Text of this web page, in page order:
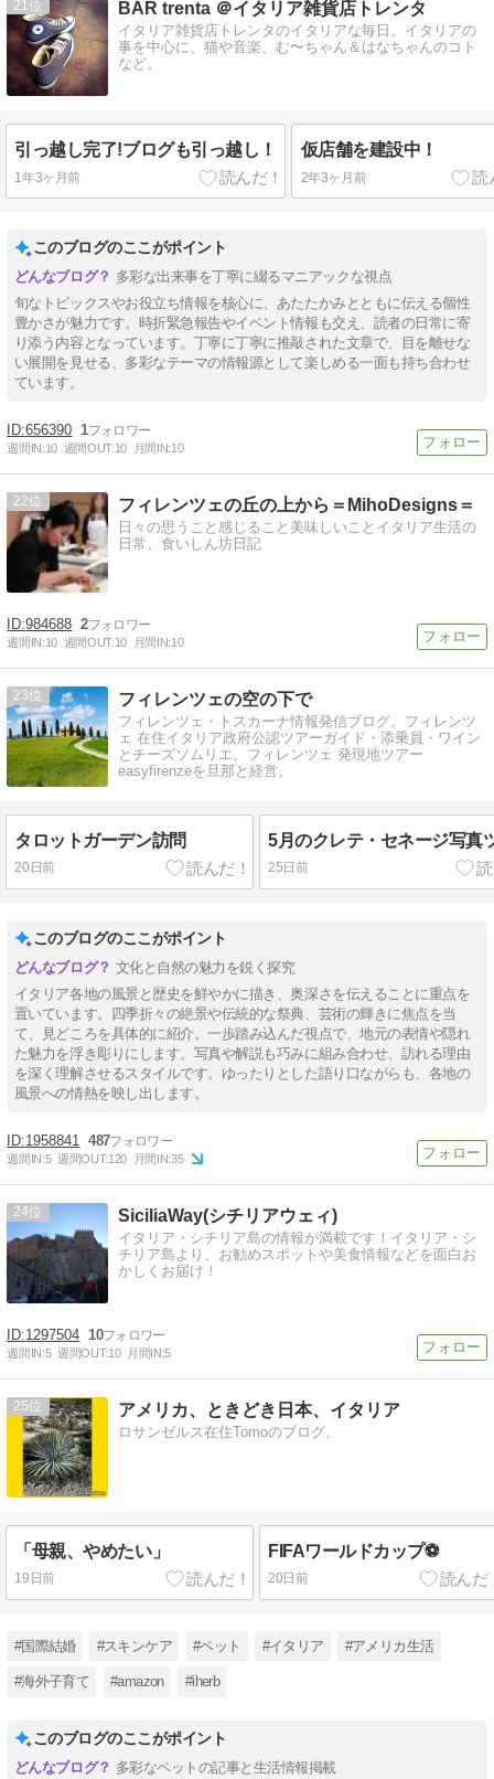
21 BAR trenta ＠イタリア雑貨店トレンタ
イタリア雑貨店トレンタのイタリアな毎日。イタリアの
事を中心に、猫や音楽、む〜ちゃん＆はなちゃんのコト
など。
引っ越し完了!ブログも引っ越し！
1年3ヶ月前
仮店舗を建設中！
2年3ヶ月前
このブログのここがポイント
多彩な出来事を丁寧に綴るマニアックな視点
旬なトピックスやお役立ち情報を核心に、あたたかみとともに伝える個性
豊かさが魅力です。時折緊急報告やイベント情報も交え、読者の日常に寄
り添う内容となっています。丁寧に丁寧に推敲された文章で、目を離せな
い展開を見せる、多彩なテーマの情報源として楽しめる一面も持ち合わせ
ています。
656390 1
週間IN:10 週間OUT:10 月間IN:10
22 フィレンツェの丘の上から＝MihoDesigns＝
日々の思うこと感じること美味しいことイタリア生活の
日常、食いしん坊日記
984688 2
週間IN:10 週間OUT:10 月間IN:10
23 フィレンツェの空の下で
フィレンツェ・トスカーナ情報発信ブログ。フィレンツ
ェ 在住イタリア政府公認ツアーガイド・添乗員・ワイン
とチーズソムリエ。フィレンツェ 発現地ツアー
easyfirenzeを旦那と経営。
タロットガーデン訪問
20日前
5月のクレテ・セネージ写真
25日前
このブログのここがポイント
文化と自然の魅力を鋭く探究
イタリア各地の風景と歴史を鮮やかに描き、奥深さを伝えることに重点を
置いています。四季折々の絶景や伝統的な祭典、芸術の輝きに焦点を当
て、見どころを具体的に紹介。一歩踏み込んだ視点で、地元の表情や隠れ
た魅力を浮き彫りにします。写真や解説も巧みに組み合わせ、訪れる理由
を深く理解させるスタイルです。ゆったりとした語り口ながらも、各地の
風景への情熱を映し出します。
1958841 487
週間IN:5 週間OUT:120 月間IN:35
24 SiciliaWay(シチリアウェィ)
イタリア・シチリア島の情報が満載です！イタリア・シ
チリア島より、お勧めスポットや美食情報などを面白お
かしくお届け！
1297504 10
週間IN:5 週間OUT:10 月間IN:5
25 アメリカ、ときどき日本、イタリア
ロサンゼルス在住Tomoのブログ。
「母親、やめたい」
19日前
FIFAワールドカップ⚽
20日前
#国際結婚 #スキンケア #ペット #イタリア #アメリカ生活
#海外子育て #amazon #iherb
このブログのここがポイント
多彩なペットの記事と生活情報掲載